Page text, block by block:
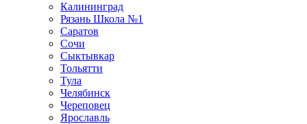
Калининград
Рязань Школа №1
Саратов
Сочи
Сыктывкар
Тольятти
Тула
Челябинск
Череповец
Ярославль